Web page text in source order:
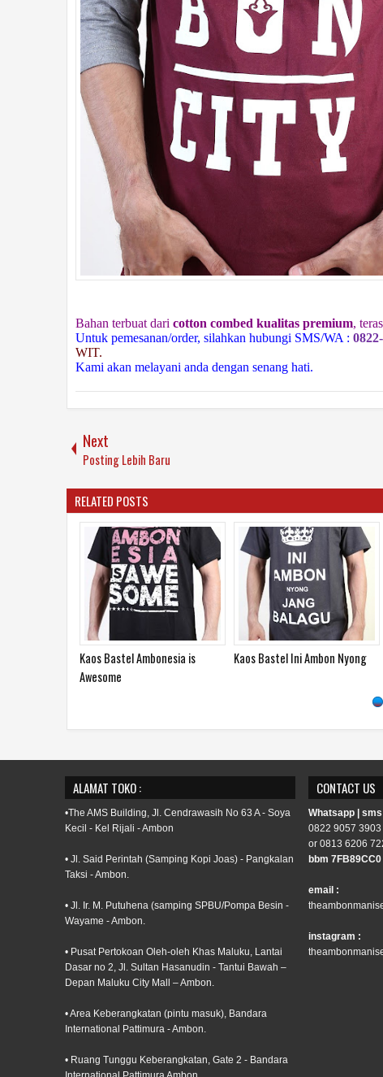
Bahan terbuat dari cotton combed kualitas premium,
Untuk pemesanan/order, silahkan hubungi SMS/WA :
WIT.
Kami akan melayani anda dengan senang hati.
Next
Posting Lebih Baru
RELATED POSTS
Kaos Bastel Ambonesia
Kaos Ale Senyum Biking Beta
ALAMAT TOKO :
•The AMS Building, Jl. Cendrawasih No 63 A - Soya
Kecil - Kel Rijali - Ambon
• Jl. Said Perintah (Samping Kopi Joas) - Pangkalan
Taksi - Ambon.
• Jl. Ir. M. Putuhena (samping SPBU/Pompa Besin -
Wayame - Ambon.
• Pusat Pertokoan Oleh-oleh Khas Maluku, Lantai
Dasar no 2, Jl. Sultan Hasanudin - Tantui Bawah –
Depan Maluku City Mall – Ambon.
• Area Keberangkatan (pintu masuk), Bandara
International Pattimura - Ambon.
• Ruang Tunggu Keberangkatan, Gate 2 - Bandara
CONTACT US
Whatsapp | sms
0822 9057 3903
or 0813 6206
bbm 7FB89CC0
email :
instagram :